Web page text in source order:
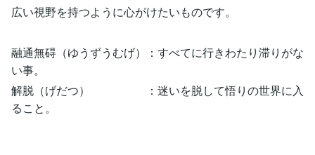
広い視野を持つように心がけたいものです。
融通無碍（ゆうずうむげ）：すべてに行きわたり滞りがな
い事。
解脱（げだつ） ：迷いを脱して悟りの世界に入
ること。